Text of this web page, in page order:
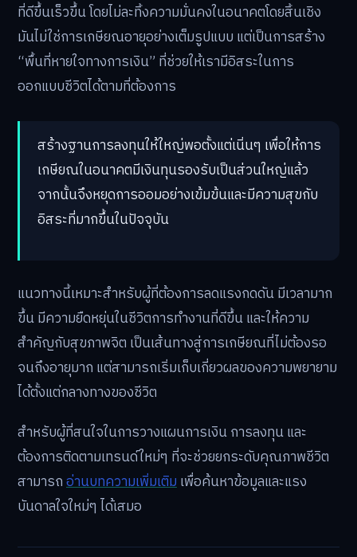
ที่ดีขึ้นเร็วขึ้น โดยไม่ละทิ้งความมั่นคงในอนาคตโดยสิ้นเชิง
มันไม่ใช่การเกษียณอายุอย่างเต็มรูปแบบ แต่เป็นการสร้าง
“พื้นที่หายใจทางการเงิน” ที่ช่วยให้เรามีอิสระในการ
ออกแบบชีวิตได้ตามที่ต้องการ
สร้างฐานการลงทุนให้ใหญ่พอตั้งแต่เนิ่นๆ เพื่อให้การ
เกษียณในอนาคตมีเงินทุนรองรับเป็นส่วนใหญ่แล้ว
จากนั้นจึงหยุดการออมอย่างเข้มข้นและมีความสุขกับ
อิสระที่มากขึ้นในปัจจุบัน
แนวทางนี้เหมาะสำหรับผู้ที่ต้องการลดแรงกดดัน มีเวลามาก
ขึ้น มีความยืดหยุ่นในชีวิตการทำงานที่ดีขึ้น และให้ความ
สำคัญกับสุขภาพจิต เป็นเส้นทางสู่การเกษียณที่ไม่ต้องรอ
จนถึงอายุมาก แต่สามารถเริ่มเก็บเกี่ยวผลของความพยายาม
ได้ตั้งแต่กลางทางของชีวิต
สำหรับผู้ที่สนใจในการวางแผนการเงิน การลงทุน และ
ต้องการติดตามเทรนด์ใหม่ๆ ที่จะช่วยยกระดับคุณภาพชีวิต
สามารถอ่านบทความเพิ่มเติมเพื่อค้นหาข้อมูลและแรง
บันดาลใจใหม่ๆ ได้เสมอ